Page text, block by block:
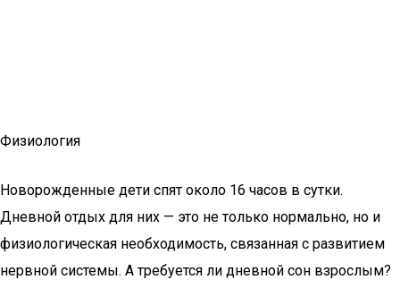
Физиология
Новорожденные дети спят около 16 часов в сутки.
Дневной отдых для них — это не только нормально, но и
физиологическая необходимость, связанная с развитием
нервной системы. А требуется ли дневной сон взрослым?